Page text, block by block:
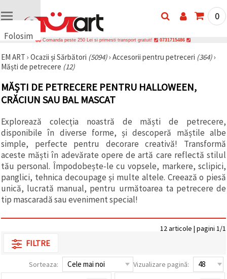
Folosim
uri
🍪 Folosim
cookie-uri
și
tehnologii
similare
asigura
funcționarea
corectă a
site-ului,
pentru a vă
îmbunătăți
experiența
și, cu
acordul
dumneavoastră,
pentru a
traficul și a
reclame
mai
inclusiv cu
ajutorul
0
Comanda peste 250 Lei si primesti transport gratuit! 0731715486
EM ART › Ocazii și Sărbători (5094)› Accesorii pentru petreceri (364)›
Măști de petrecere (12)
MĂȘTI DE PETRECERE PENTRU HALLOWEEN,
CRĂCIUN SAU BAL MASCAT
Explorează colecția noastră de măști de petrecere,
disponibile în diverse forme, și descoperă măștile albe
simple, perfecte pentru decorare creativă! Transformă
aceste măști în adevărate opere de artă care reflectă stilul
tău personal. Împodobește-le cu vopsele, markere, sclipici,
panglici, tehnica decoupage și multe altele. Creează o piesă
unică, lucrată manual, pentru următoarea ta petrecere de
tip mascaradă sau eveniment special!
12 articole | pagini 1/1
FILTRE
Sorteaza: Vizualizare pagină: